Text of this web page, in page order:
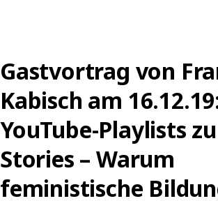
Gastvortrag von
Kabisch am
YouTube-Playlists
Stories – Warum
feministische